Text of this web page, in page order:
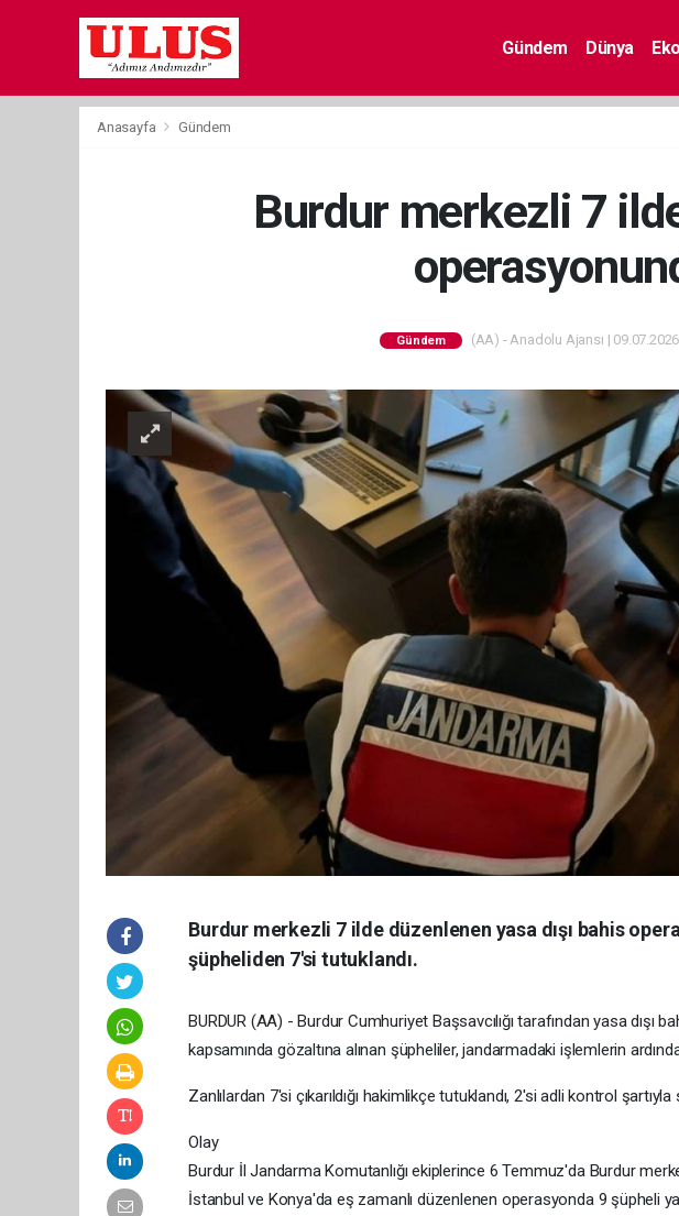
Gündem Dünya
Anasayfa Gündem
Burdur merkezli 7
Gündem (AA) - Anadolu Ajansı |
Burdur merkezli 7 ilde düzenlenen yasa dışı bahis
şüpheliden 7'si tutuklandı.
BURDUR (AA) - Burdur Cumhuriyet Başsavcılığı tarafından yasa
kapsamında gözaltına alınan şüpheliler, jandarmadaki işlemlerin
Zanlılardan 7'si çıkarıldığı hakimlikçe tutuklandı, 2'si adli kontrol şartıyla
Olay
Burdur İl Jandarma Komutanlığı ekiplerince 6 Temmuz'da Burdur
İstanbul ve Konya'da eş zamanlı düzenlenen operasyonda 9 şüpheli